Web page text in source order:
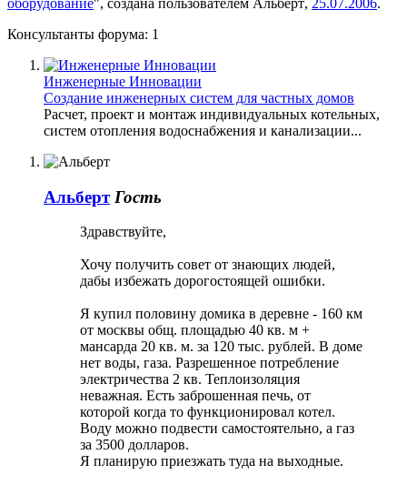
оборудование", создана пользователем Альберт, 25.07.2006.
Консультанты форума: 1
Инженерные Инновации
Создание инженерных систем для частных домов
Расчет, проект и монтаж индивидуальных котельных,
систем отопления водоснабжения и канализации...
Альберт Гость
Здравствуйте,
Хочу получить совет от знающих людей,
дабы избежать дорогостоящей ошибки.
Я купил половину домика в деревне - 160 км
от москвы общ. площадью 40 кв. м +
мансарда 20 кв. м. за 120 тыс. рублей. В доме
нет воды, газа. Разрешенное потребление
электричества 2 кв. Теплоизоляция
неважная. Есть заброшенная печь, от
которой когда то функционировал котел.
Воду можно подвести самостоятельно, а газ
за 3500 долларов.
Я планирую приезжать туда на выходные.